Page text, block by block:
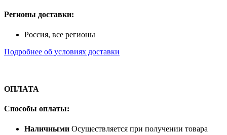
Регионы доставки:
Россия, все регионы
Подробнее об условиях доставки
ОПЛАТА
Способы оплаты:
Наличными Осуществляется при получении товара